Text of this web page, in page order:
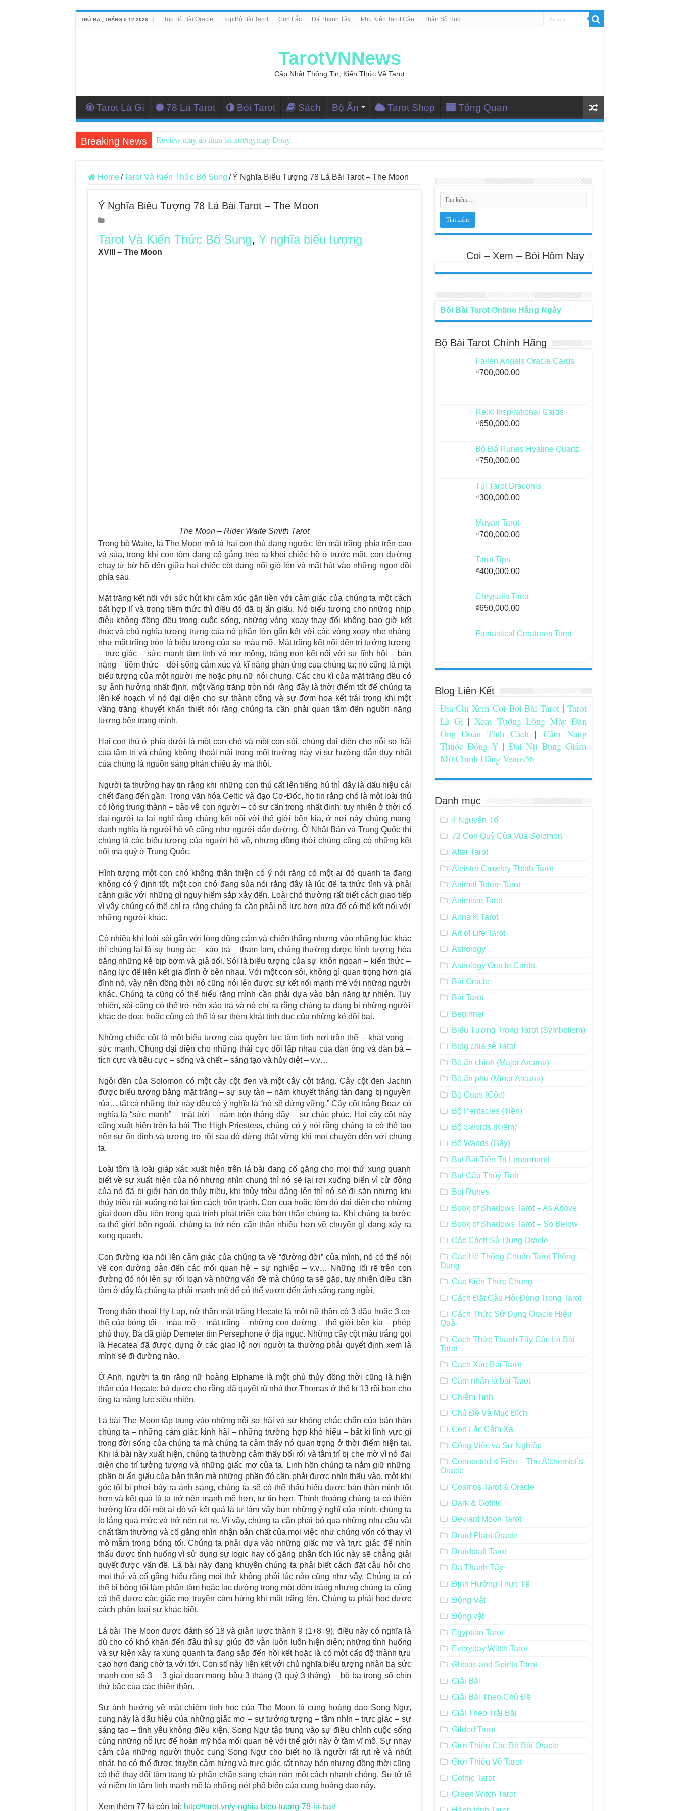
THỨ BA , THÁNG 5 12 2026 Top Bộ Bài Oracle Top Bộ Bài Tarot Con Lắc Đá Thanh Tẩy Phụ Kiện Tarot Cần Thần Số Học
TarotVNNews
Cập Nhật Thông Tin, Kiến Thức Về Tarot
Tarot Là Gì 78 Lá Tarot Bói Tarot Sách Bộ Ẩn Tarot Shop Tổng Quan
Breaking News
Review may áo thun tại xưởng may Dony
Konxari Cards – Trải Nghiệm Kết Nối Với Thế Giới Tâm Linh
Journey Of Love Oracle – Lá Số 70: Heaven
Journey Of Love Oracle – Lá Số 68: Drop Into Your Heart
Home / Tarot Và Kiến Thức Bổ Sung / Ý Nghĩa Biểu Tượng 78 Lá Bài Tarot – The Moon
Ý Nghĩa Biểu Tượng 78 Lá Bài Tarot – The Moon
Tarot Và Kiến Thức Bổ Sung, Ý nghĩa biểu tượng
XVIII – The Moon
The Moon – Rider Waite Smith Tarot
Trong bộ Waite, lá The Moon mô tả hai con thú đang ngước lên mặt trăng phía trên cao
và sủa, trong khi con tôm đang cố gắng trèo ra khỏi chiếc hồ ở trước mặt, con đường
chạy từ bờ hồ đến giữa hai chiếc cột đang nổi gió lên và mất hút vào những ngọn đồi
phía sau.
Mặt trăng kết nối với sức hút khi cảm xúc gắn liền với cảm giác của chúng ta một cách
bất hợp lí và trong tiềm thức thì điều đó đã bị ẩn giấu. Nó biểu tượng cho những nhịp
điệu không đồng đều trong cuộc sống, những vòng xoay thay đổi không bao giờ kết
thúc và chủ nghĩa tượng trưng của nó phần lớn gắn kết với các vòng xoay nhẹ nhàng
như mặt trăng tròn là biểu tượng của sự màu mỡ. Mặt trăng kết nối đến trí tưởng tượng
– trực giác – sức mạnh tâm linh và mơ mộng, trăng non kết nối với sự lĩnh hội – bản
năng – tiềm thức – đời sống cảm xúc và kĩ năng phản ứng của chúng ta; nó cũng là một
biểu tượng của một người mẹ hoặc phụ nữ nói chung. Các chu kì của mặt trăng đều có
sự ảnh hưởng nhất định, một vầng trăng tròn nói rằng đây là thời điểm tốt để chúng ta
lên kế hoạch vì nó đại diện cho sự thành công và sự đơm hoa kết trái trong khi một
vầng trăng khuyết khẩn thiết nói rằng chúng ta cần phải quan tâm đến nguồn năng
lượng bên trong mình.
Hai con thú ở phía dưới là một con chó và một con sói, chúng đại diện cho nỗi sợ hãi
của tâm trí và chúng không thoải mái trong môi trường này vì sự hướng dẫn duy nhất
của chúng là nguồn sáng phản chiếu ấy mà thôi.
Người ta thường hay tin rằng khi những con thú cất lên tiếng hú thì đây là dấu hiệu cái
chết đang đến gần. Trong văn hóa Celtic và đạo Cơ-Đốc, họ tin rằng chó là một loài thú
có lòng trung thành – bảo vệ con người – có sự cẩn trọng nhất định; tuy nhiên ở thời cổ
đại người ta lại nghĩ rằng chúng kết nối với thế giới bên kia, ở nơi này chúng mang
danh nghĩa là người hộ vệ cũng như người dẫn đường. Ở Nhật Bản và Trung Quốc thì
chúng là các biểu tượng của người hộ vệ, nhưng đồng thời chúng cũng có những kết
nối ma quỷ ở Trung Quốc.
Hình tượng một con chó không thân thiện có ý nói rằng có một ai đó quanh ta đang
không có ý định tốt, một con chó đang sủa nói rằng đây là lúc để ta thức tỉnh và phải
cảnh giác với những gì nguy hiểm sắp xảy đến. Loài chó thường rất biết cách giao tiếp
vì vậy chúng có thể chỉ ra rằng chúng ta cần phải nỗ lực hơn nữa để có thể kết nối với
những người khác.
Có nhiều khi loài sói gắn với lòng dũng cảm và chiến thắng nhưng vào những lúc khác
thì chúng lại là sự hung ác – xảo trá – tham lam, chúng thường được hình tượng hóa
bằng những kẻ bịp bợm và giả dối. Sói là biểu tượng của sự khôn ngoan – kiến thức –
năng lực để liên kết gia đình ở bên nhau. Với một con sói, không gì quan trọng hơn gia
đình nó, vậy nên đồng thời nó cũng nói lên được sự kết nối mạnh mẽ với những người
khác. Chúng ta cũng có thể hiểu rằng mình cần phải dựa vào bản năng tự nhiên. Tuy
nhiên, sói cũng có thể trở nên xảo trá và nó chỉ ra rằng chúng ta đang bị những người
khác đe dọa; hoặc cũng có thể là sự thèm khát tình dục của những kẻ đồi bại.
Những chiếc cột là một biểu tượng của quyền lực tâm linh nơi trần thế – khát vọng –
sức mạnh. Chúng đại diện cho những thái cực đối lập nhau của đàn ông và đàn bà –
tích cực và tiêu cực – sống và chết – sáng tạo và hủy diệt – v.v…
Ngôi đền của Solomon có một cây cột đen và một cây cột trắng. Cây cột đen Jachin
được biểu tượng bằng mặt trăng – sự suy tàn – năm khuyết tháng tàn đang bị nguyền
rủa… tất cả những thứ này đều có ý nghĩa là “nó sẽ đứng vững.” Cây cột trắng Boaz có
nghĩa là “sức mạnh” – mặt trời – năm tròn tháng đầy – sự chúc phúc. Hai cây cột này
cũng xuất hiện trên lá bài The High Priestess, chúng có ý nói rằng chúng ta có thể tạo
nên sự ổn định và tương trợ rồi sau đó đứng thật vững khi mọi chuyện đến với chúng
ta.
Loài tôm là loài giáp xác xuất hiện trên lá bài đang cố gắng cho mọi thứ xung quanh
biết về sự xuất hiện của nó nhưng nhìn chung thì nó sẽ lại rơi xuống biển vì cử động
của nó đã bị giới hạn do thủy triều, khi thủy triều dâng lên thì nó sẽ đi săn nhưng khi
thủy triều rút xuống nó lại tìm cách trốn tránh. Con cua hoặc tôm đó đại diện cho những
giai đoạn đầu tiên trong quá trình phát triển của bản thân chúng ta. Khi chúng ta bước
ra thế giới bên ngoài, chúng ta trở nên cẩn thận nhiều hơn về chuyện gì đang xảy ra
xung quanh.
Con đường kia nói lên cảm giác của chúng ta về “đường đời” của mình, nó có thể nói
về con đường dẫn đến các mối quan hệ – sự nghiệp – v.v… Những lối rẽ trên con
đường đó nói lên sự rối loạn và những vấn đề mà chúng ta sẽ gặp, tuy nhiên điều cần
làm ở đây là chúng ta phải mạnh mẽ để có thể vươn đến ánh sáng rạng ngời.
Trong thần thoại Hy Lạp, nữ thần mặt trăng Hecate là một nữ thần có 3 đầu hoặc 3 cơ
thể của bóng tối – màu mỡ – mặt trăng – những con đường – thế giới bên kia – phép
phù thủy. Bà đã giúp Demeter tìm Persephone ở địa ngục. Những cây cột màu trắng gọi
là Hecatea đã được dựng ở các giao lộ nơi người ta thường phải quyết định xem là
mình sẽ đi đường nào.
Ở Anh, người ta tin rằng nữ hoàng Elphame là một phù thủy đồng thời cũng là hiện
thân của Hecate; bà được cho rằng đã quyết rũ nhà thơ Thomas ở thế kỉ 13 rồi ban cho
ông ta năng lực siêu nhiên.
Lá bài The Moon tập trung vào những nỗi sợ hãi và sự không chắc chắn của bản thân
chúng ta – những cảm giác kinh hãi – những trường hợp khó hiểu – bất kì lĩnh vực gì
trong đời sống của chúng ta mà chúng ta cảm thấy nó quan trọng ở thời điểm hiện tại.
Khi lá bài này xuất hiện, chúng ta thường cảm thấy bối rối và tâm trí bị che mờ vì nó đại
diện cho trí tưởng tượng và những giấc mơ của ta. Linh hồn chúng ta nắm giữ những
phần bị ẩn giấu của bản thân mà những phần đó cần phải được nhìn thấu vào, một khi
góc tối bị phơi bày ra ánh sáng, chúng ta sẽ có thể thấu hiểu được bản thân mình tốt
hơn và kết quả là ta trở nên mạnh mẽ hơn, tự tin hơn. Thỉnh thoảng chúng ta có thiên
hướng lừa dối một ai đó và kết quả là tự làm vấy bùn những ý nghĩ của mình, chúng ta
lo lắng quá mức và trở nên rụt rè. Vì vậy, chúng ta cần phải bỏ qua những nhu cầu vật
chất tầm thường và cố gắng nhìn nhận bản chất của mọi việc như chúng vốn có thay vì
mò mẫm trong bóng tối. Chúng ta phải dựa vào những giấc mơ và trực giác để nhìn
thấu được tình huống vì sử dụng sự logic hay cố gắng phân tích lúc này sẽ chẳng giải
quyết được vấn đề. Lá bài này đang khuyên chúng ta phải biết cách đặt câu hỏi cho
mọi thứ và cố gắng hiểu rằng mọi thứ không phải lúc nào cũng như vậy. Chúng ta có
thể bị bóng tối làm phân tâm hoặc lạc đường trong một đêm trăng nhưng chúng ta cũng
có thể được các giấc mơ truyền cảm hứng khi mặt trăng lên. Chúng ta phải học được
cách phân loại sự khác biệt.
Lá bài The Moon được đánh số 18 và giản lược thành 9 (1+8=9), điều này có nghĩa là
dù cho có khó khăn đến đâu thì sự giúp đỡ vẫn luôn luôn hiện diện; những tình huống
và sự kiện xảy ra xung quanh ta đang sắp đến hồi kết hoặc là có một cấp độ thành tựu
cao hơn đang chờ ta với tới. Con số này liên kết với chủ nghĩa biểu tượng nhân ba sức
mạnh con số 3 – 3 giai đoạn mang bầu 3 tháng (3 quý 3 tháng) – bộ ba trong số chín
thứ bậc của các thiên thần.
Sự ảnh hưởng về mặt chiêm tinh học của The Moon là cung hoàng đạo Song Ngư,
cung này là dấu hiệu của những giấc mơ – sự tưởng tượng – tầm nhìn – trực giác – sự
sáng tạo – tình yêu không điều kiện. Song Ngư tập trung vào sự điều chỉnh cuộc sống
cùng những nỗ lực để hoàn mỹ hóa mối quan hệ với thế giới này ở tầm vĩ mô. Sự nhạy
cảm của những người thuộc cung Song Ngư cho biết họ là người rất rụt rè và nhút
nhát, họ có thể được truyền cảm hứng và trực giác rất nhạy bén nhưng đồng thời cũng
có thể thay đổi tâm trạng từ phấn chấn sang chán nản một cách nhanh chóng. Sự tử tế
và niềm tin tâm linh mạnh mẽ là những nét phổ biến của cung hoàng đạo này.
Xem thêm 77 lá còn lại: http://tarot.vn/y-nghia-bieu-tuong-78-la-bai/
Coi – Xem – Bói Hôm Nay
Bói Bài Tarot Online Hằng Ngày
Bộ Bài Tarot Chính Hãng
Fallen Angels Oracle Cards
₫700,000.00
Reiki Inspirational Cards
₫650,000.00
Bộ Đá Runes Hyaline Quartz
₫750,000.00
Túi Tarot Draconis
₫300,000.00
Mayan Tarot
₫700,000.00
Tarot Tips
₫400,000.00
Chrysalis Tarot
₫650,000.00
Fantastical Creatures Tarot
Blog Liên Kết
Địa Chỉ Xem Coi Bói Bài Tarot | Tarot
Là Gì|Xem Tướng Lông Mày Đàn
Ông Đoán Tính Cách| Cẩm Nang
Thuốc Đông Y|Đai Nịt Bụng Giảm
Mỡ Chính Hãng Venus56
Danh mục
4 Nguyên Tố
72 Con Quỷ Của Vua Solomon
After Tarot
Aleister Crowley Thoth Tarot
Animal Totem Tarot
Animism Tarot
Anna K Tarot
Art of Life Tarot
Astrology
Astrology Oracle Cards
Bài Oracle
Bài Tarot
Beginner
Biểu Tượng Trong Tarot (Symbolism)
Blog chia sẻ Tarot
Bộ ẩn chính (Major Arcana)
Bộ ẩn phụ (Minor Arcana)
Bộ Cups (Cốc)
Bộ Pentacles (Tiền)
Bộ Swords (Kiếm)
Bộ Wands (Gậy)
Bói Bài Tiên Tri Lenormand
Bói Cầu Thủy Tinh
Bói Runes
Book of Shadows Tarot – As Above
Book of Shadows Tarot – So Below
Các Cách Sử Dụng Oracle
Các Hệ Thống Chuẩn Tarot Thông
Dụng
Các Kiến Thức Chung
Cách Đặt Câu Hỏi Đúng Trong Tarot
Cách Thức Sử Dụng Oracle Hiệu
Quả
Cách Thức Thanh Tẩy Các Lá Bài
Tarot
Cách Xào Bài Tarot
Cảm nhận lá bài Tarot
Chiêm Tinh
Chủ Đề Và Mục Đích
Con Lắc Cảm Xạ
Công Việc và Sự Nghiệp
Connected & Free – The Alchemist’s
Oracle
Cosmos Tarot & Oracle
Dark & Gothic
Deviant Moon Tarot
Druid Plant Oracle
Druidcraft Tarot
Đá Thanh Tẩy
Định Hướng Thực Tế
Động Vật
Động vật
Egyptian Tarot
Everyday Witch Tarot
Ghosts and Spirits Tarot
Giải Bài
Giải Bài Theo Chủ Đề
Giải Theo Trải Bài
Gilded Tarot
Giới Thiệu Các Bộ Bài Oracle
Giới Thiệu Về Tarot
Gothic Tarot
Green Witch Tarot